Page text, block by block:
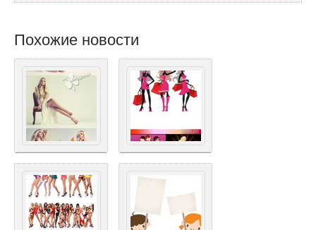
Похожие новости